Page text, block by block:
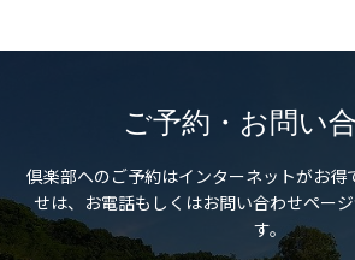
ご予約・お問い
倶楽部へのご予約はインターネットがお得
せは、お電話もしくはお問い合わせペー
す。